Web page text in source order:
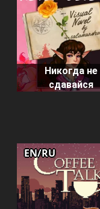
Никогда не
сдавайся
EN/RU